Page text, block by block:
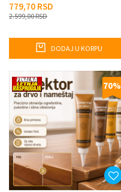
779,70 RSD
2.599,00RSD
DODAJ U KORPU
70%